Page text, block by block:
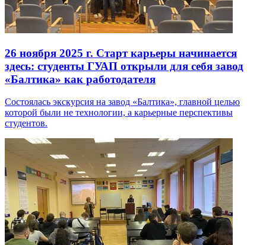
26 ноября 2025 г. Старт карьеры начинается
здесь: студенты ГУАП открыли для себя завод
«Балтика» как работодателя
Состоялась экскурсия на завод «Балтика», главной целью
которой были не технологии, а карьерные перспективы
студентов.